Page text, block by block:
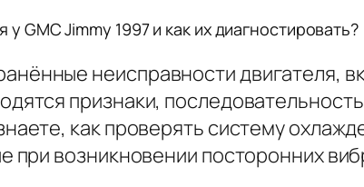
GMC Jimmy 1997 и как их диагностировать?
неисправности двигателя,
признаки,
как проверять систему
при возникновении посторонних